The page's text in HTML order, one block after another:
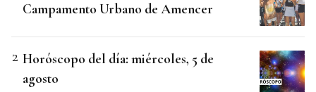
Campamento Urbano de Amencer
Horóscopo del día: miércoles, 5 de
agosto